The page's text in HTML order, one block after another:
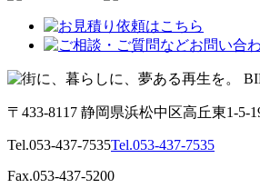
〒433-8117 静岡県浜松中区高丘東1-5-
Tel.053-437-7535Tel.053-437-7535
Fax.053-437-5200